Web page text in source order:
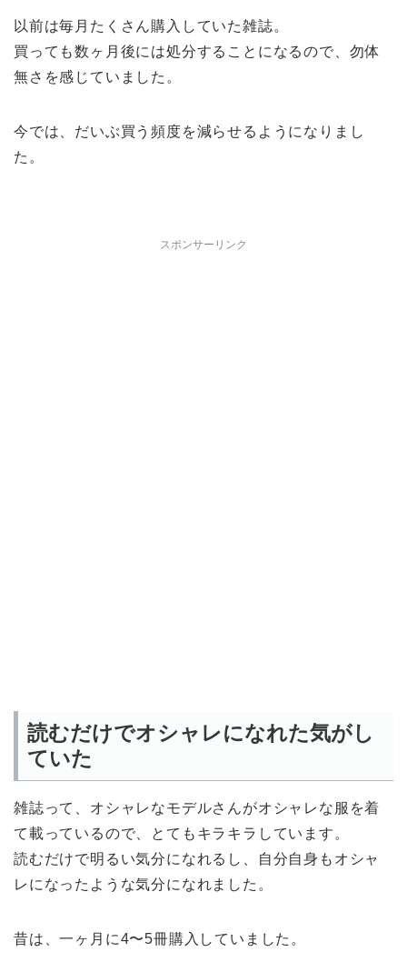
以前は毎月たくさん購入していた雑誌。
買っても数ヶ月後には処分することになるので、勿体
無さを感じていました。
今では、だいぶ買う頻度を減らせるようになりまし
た。
スポンサーリンク
読むだけでオシャレになれた気がし
ていた
雑誌って、オシャレなモデルさんがオシャレな服を着
て載っているので、とてもキラキラしています。
読むだけで明るい気分になれるし、自分自身もオシャ
レになったような気分になれました。
昔は、一ヶ月に4〜5冊購入していました。